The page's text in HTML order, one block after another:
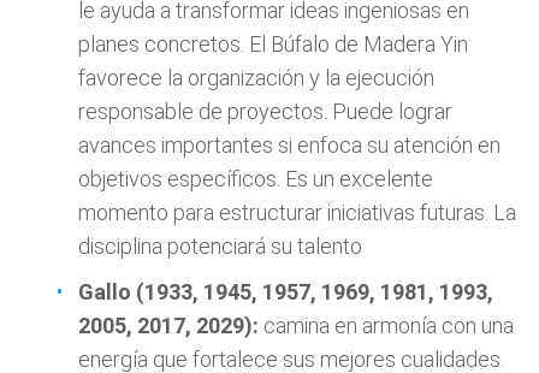
le ayuda a transformar ideas ingeniosas en
planes concretos. El Búfalo de Madera Yin
favorece la organización y la ejecución
responsable de proyectos. Puede lograr
avances importantes si enfoca su atención en
objetivos específicos. Es un excelente
momento para estructurar iniciativas futuras. La
disciplina potenciará su talento
Gallo (1933, 1945, 1957, 1969, 1981, 1993,
2005, 2017, 2029): camina en armonía con una
energía que fortalece sus mejores cualidades.